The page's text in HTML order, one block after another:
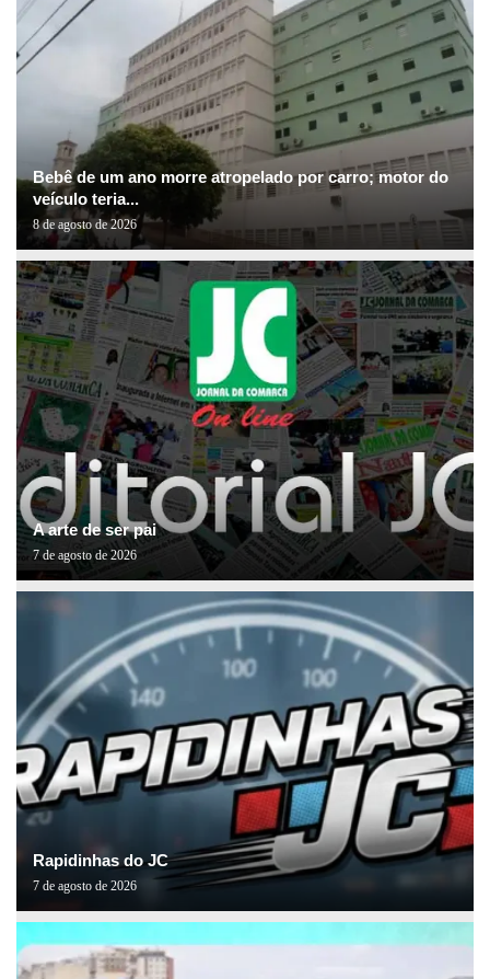
Bebê de um ano morre atropelado por carro; motor do
veículo teria...
8 de agosto de 2026
A arte de ser pai
7 de agosto de 2026
Rapidinhas do JC
7 de agosto de 2026